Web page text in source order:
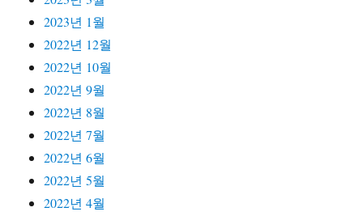
2023년 1월
2022년 12월
2022년 10월
2022년 9월
2022년 8월
2022년 7월
2022년 6월
2022년 5월
2022년 4월